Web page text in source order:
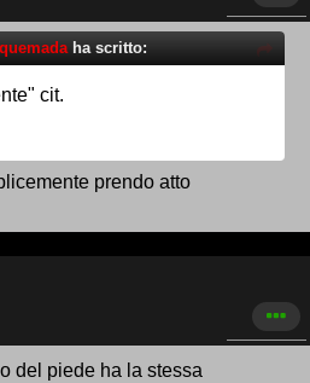
ha scritto:
cit.
prendo atto
del piede ha la stessa